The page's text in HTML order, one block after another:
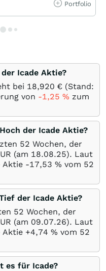
Portfolio
Icade Aktie?
bei 18,920 € (Stand:
von -1,25 % zum
der Icade Aktie?
52 Wochen, der
(am 18.08.25). Laut
Aktie -17,53 % vom 52
der Icade Aktie?
52 Wochen, der
(am 09.07.26). Laut
+4,74 % vom 52
es für Icade?